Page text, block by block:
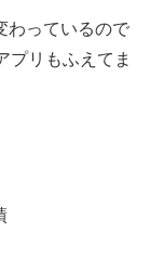
わっているので
プリもふえてま